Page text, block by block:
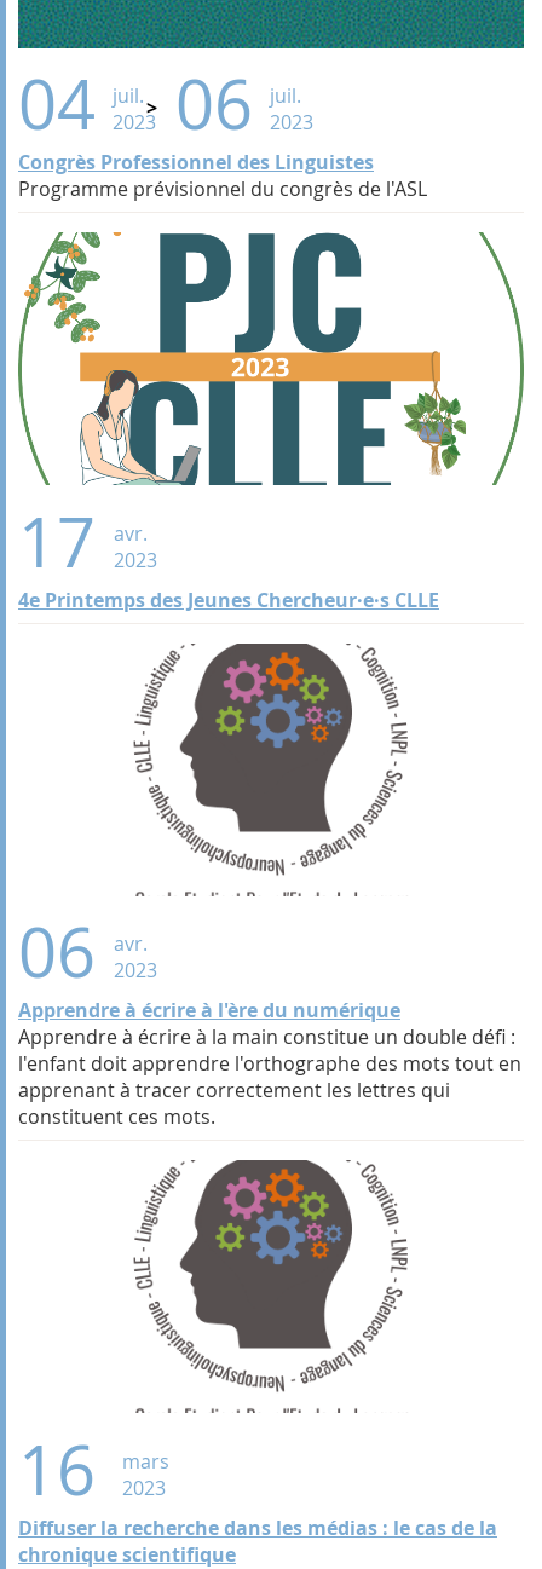
04
juil.
2023
06
juil.
2023
Congrès Professionnel des Linguistes
Programme prévisionnel du congrès de l'ASL
17
avr.
2023
4e Printemps des Jeunes Chercheur·e·s CLLE
06
avr.
2023
Apprendre à écrire à l'ère du numérique
Apprendre à écrire à la main constitue un double défi :
l'enfant doit apprendre l'orthographe des mots tout en
apprenant à tracer correctement les lettres qui
constituent ces mots.
16
mars
2023
Diffuser la recherche dans les médias : le cas de la
chronique scientifique